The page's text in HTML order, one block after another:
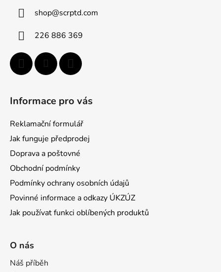
shop@scrptd.com
226 886 369
Informace pro vás
Reklamační formulář
Jak funguje předprodej
Doprava a poštovné
Obchodní podmínky
Podmínky ochrany osobních údajů
Povinné informace a odkazy ÚKZÚZ
Jak používat funkci oblíbených produktů
O nás
Náš příběh